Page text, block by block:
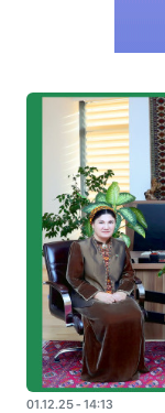
01.12.25 - 14:13